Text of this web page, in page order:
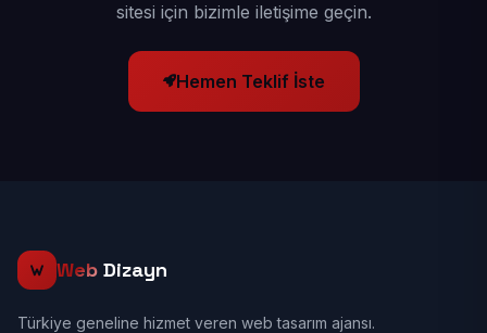
sitesi için bizimle iletişime geçin.
Hemen Teklif İste
Web Dizayn
Türkiye geneline hizmet veren web tasarım ajansı.